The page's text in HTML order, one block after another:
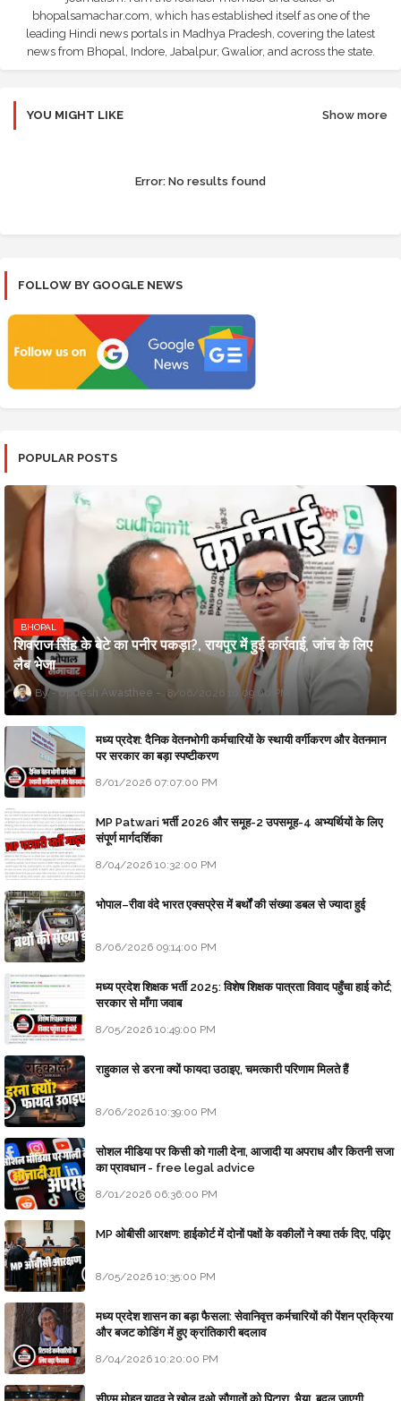
bhopalsamachar.com, which has established itself as one of the
leading Hindi news portals in Madhya Pradesh, covering the latest
news from Bhopal, Indore, Jabalpur, Gwalior, and across the state.
YOU MIGHT LIKE Show more
Error: No results found
FOLLOW BY GOOGLE NEWS
POPULAR POSTS
BHOPAL
शिवराज सिंह के बेटे का पनीर पकड़ा?, रायपुर में हुई कार्रवाई, जांच के लिए
लैब भेजा
Updesh Awasthee 8/06/2026 10:09:00 PM
मध्य प्रदेश: दैनिक वेतनभोगी कर्मचारियों के स्थायी वर्गीकरण और वेतनमान
पर सरकार का बड़ा स्पष्टीकरण
8/01/2026 07:07:00 PM
MP Patwari भर्ती 2026 और समूह-2 उपसमूह-4 अभ्यर्थियों के लिए
संपूर्ण मार्गदर्शिका
8/04/2026 10:32:00 PM
भोपाल–रीवा वंदे भारत एक्सप्रेस में बर्थों की संख्या डबल से ज्यादा हुई
8/06/2026 09:14:00 PM
मध्य प्रदेश शिक्षक भर्ती 2025: विशेष शिक्षक पात्रता विवाद पहुँचा हाई कोर्ट;
सरकार से माँगा जवाब
8/05/2026 10:49:00 PM
राहुकाल से डरना क्यों फायदा उठाइए, चमत्कारी परिणाम मिलते हैं
8/06/2026 10:39:00 PM
सोशल मीडिया पर किसी को गाली देना, आजादी या अपराध और कितनी सजा
का प्रावधान - free legal advice
8/01/2026 06:36:00 PM
MP ओबीसी आरक्षण: हाईकोर्ट में दोनों पक्षों के वकीलों ने क्या तर्क दिए, पढ़िए
8/05/2026 10:35:00 PM
मध्य प्रदेश शासन का बड़ा फैसला: सेवानिवृत्त कर्मचारियों की पेंशन प्रक्रिया
और बजट कोडिंग में हुए क्रांतिकारी बदलाव
8/04/2026 10:20:00 PM